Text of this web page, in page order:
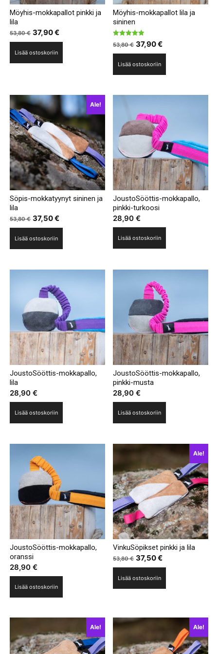
Möyhis-mokkapallot pinkki ja
lila
53,80€ Alkuperäinen
hinta
oli:
37,90€Nykyinen
hinta
Lisää ostoskoriin
Möyhis-mokkapallot lila ja
sininen
Arvostelu
tuotteesta:
5.00
53,80€ Alkuperäinen
hinta
oli:
37,90€Nykyinen
hinta
Lisää ostoskoriin
Ale!
Söpis-mokkatyynyt sininen ja
lila
53,80€ Alkuperäinen
hinta
oli:
37,50€Nykyinen
hinta
Lisää ostoskoriin
JoustoSööttis-mokkapallo,
pinkki-turkoosi
28,90€
Lisää ostoskoriin
JoustoSööttis-mokkapallo,
lila
28,90 €
Lisää ostoskoriin
JoustoSööttis-mokkapallo,
pinkki-musta
28,90€
Lisää ostoskoriin
JoustoSööttis-mokkapallo,
oranssi
28,90 €
Lisää ostoskoriin
Ale!
VinkuSöpikset pinkki ja lila
53,80€ Alkuperäinen
hinta
oli:
37,50€Nykyinen
hinta
Lisää ostoskoriin
Ale! Ale!